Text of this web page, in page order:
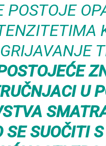
POSTOJE
U
SE SUOČITI